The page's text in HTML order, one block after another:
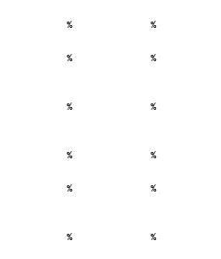
% %
% %
% %
% %
% %
% %